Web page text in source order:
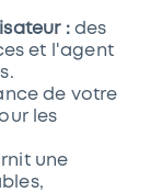
:des
et l'agent
de votre
les
une